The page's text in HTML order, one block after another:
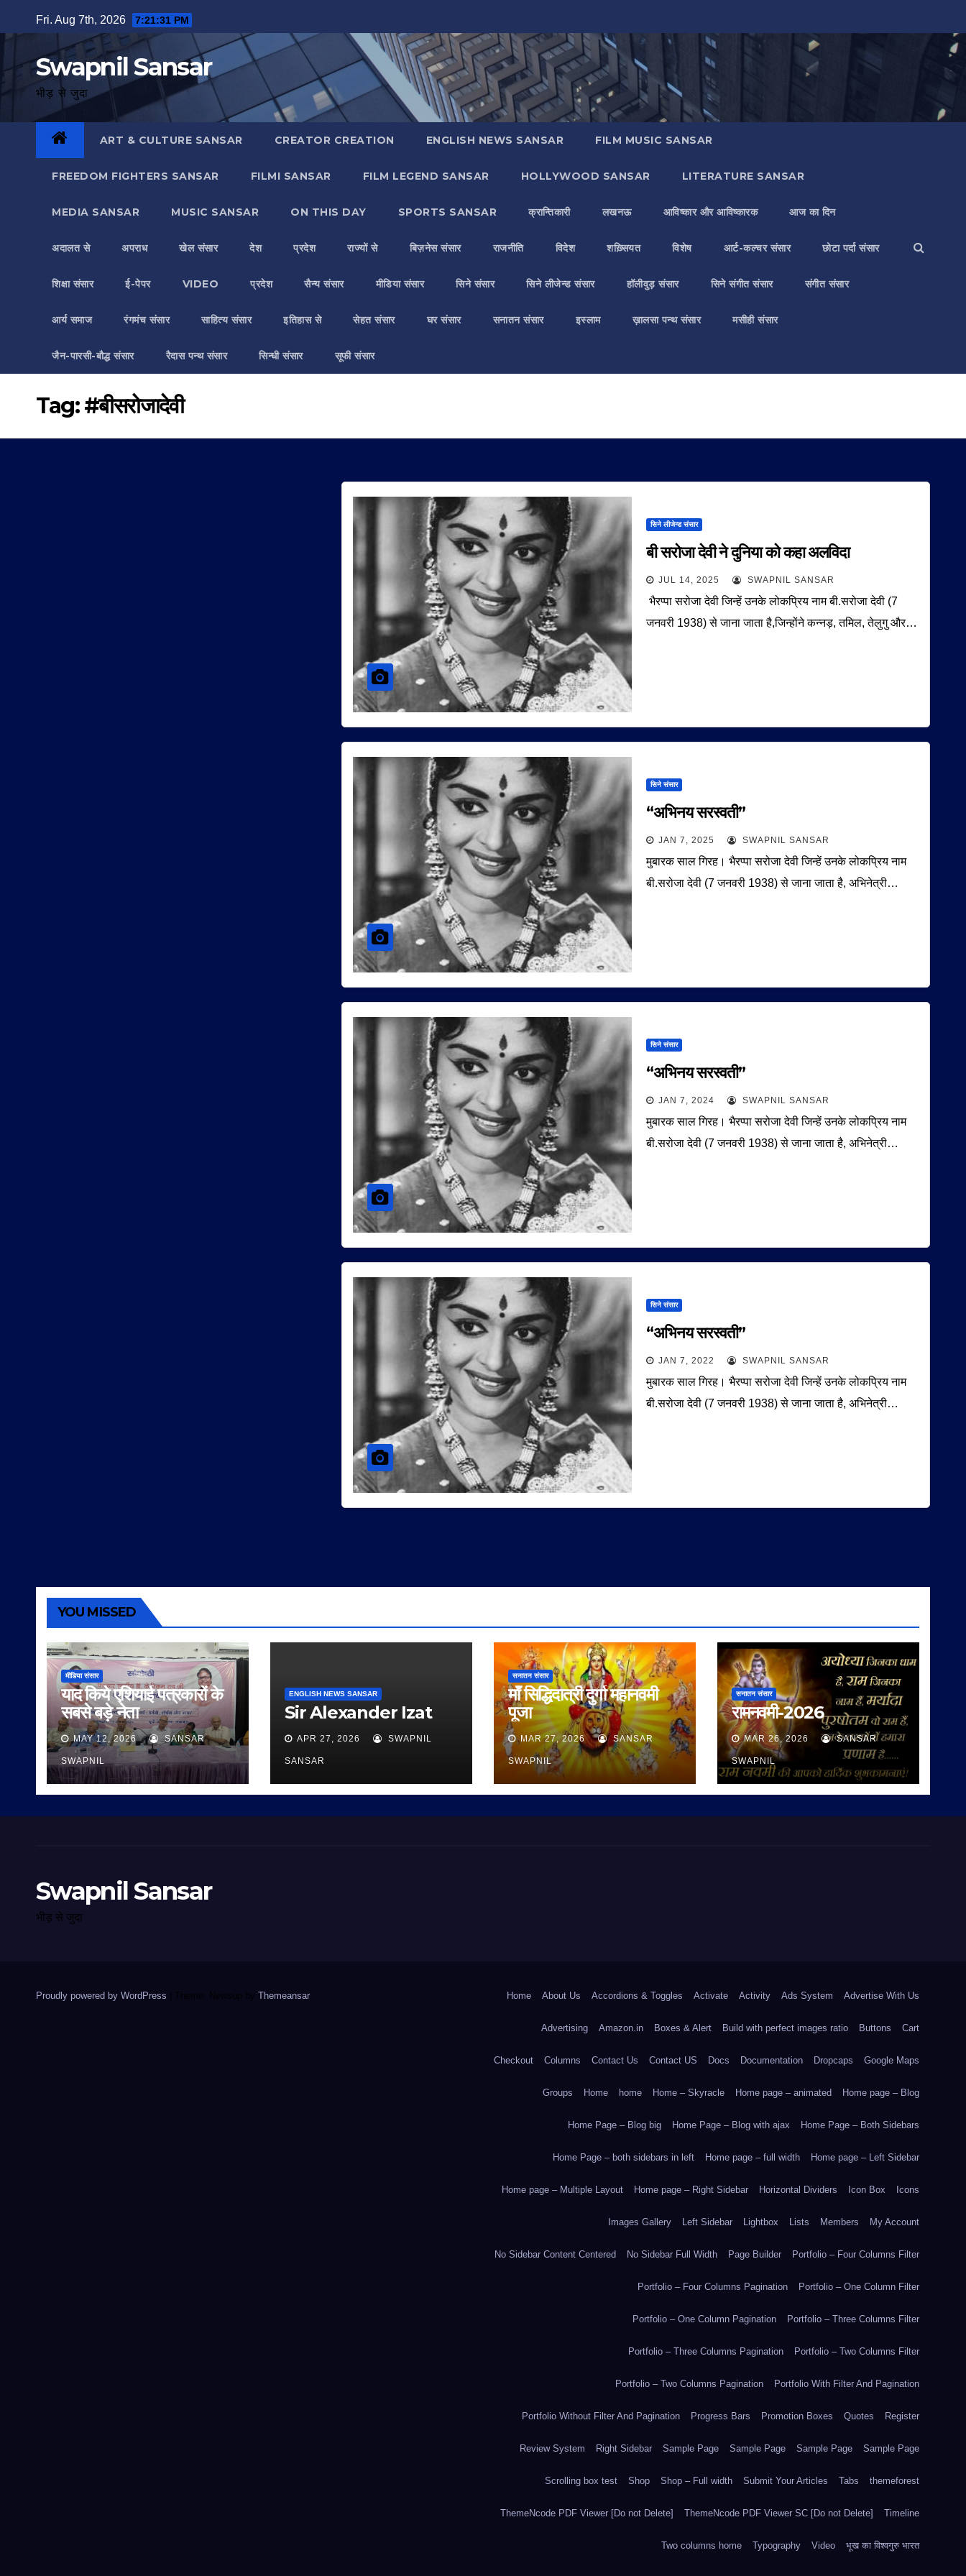
to
Fri. Aug 7th, 2026 7:21:32 PM
Swapnil Sansar
भीड़ से जुदा
ART & CULTURE SANSAR CREATOR CREATION ENGLISH NEWS SANSAR FILM MUSIC SANSAR
FREEDOM FIGHTERS SANSAR FILMI SANSAR FILM LEGEND SANSAR HOLLYWOOD SANSAR LITERATURE SANSAR
MEDIA SANSAR MUSIC SANSAR ON THIS DAY SPORTS SANSAR क्रान्तिकारी लखनऊ आविष्कार और आविष्कारक आज का दिन
अदालत से अपराध खेल संसार देश प्रदेश राज्यों से बिज़नेस संसार राजनीति विदेश शख़्सियत विशेष आर्ट-कल्चर संसार छोटा पर्दा संसार
शिक्षा संसार ई-पेपर VIDEO प्रदेश सैन्य संसार मीडिया संसार सिने संसार सिने लीजेन्ड संसार हॉलीवुड़ संसार सिने संगीत संसार संगीत संसार
आर्य समाज रंगमंच संसार साहित्य संसार इतिहास से सेहत संसार घर संसार सनातन संसार इस्लाम ख़ालसा पन्थ संसार मसीही संसार
जैन-पारसी-बौद्ध संसार रैदास पन्थ संसार सिन्धी संसार सूफी संसार
Tag:#बीसरोजादेवी
सिने लीजेन्ड संसार
बी सरोजा देवी ने दुनिया को कहा अलविदा
JUL 14, 2025 SWAPNIL SANSAR
भैरप्पा सरोजा देवी जिन्हें उनके लोकप्रिय नाम बी.सरोजा देवी (7
जनवरी 1938) से जाना जाता है,जिन्होंने कन्नड़, तमिल, तेलुगु और…
सिने संसार
“अभिनय सरस्वती”
JAN 7, 2025 SWAPNIL SANSAR
मुबारक साल गिरह। भैरप्पा सरोजा देवी जिन्हें उनके लोकप्रिय नाम
बी.सरोजा देवी (7 जनवरी 1938) से जाना जाता है, अभिनेत्री…
सिने संसार
“अभिनय सरस्वती”
JAN 7, 2024 SWAPNIL SANSAR
मुबारक साल गिरह। भैरप्पा सरोजा देवी जिन्हें उनके लोकप्रिय नाम
बी.सरोजा देवी (7 जनवरी 1938) से जाना जाता है, अभिनेत्री…
सिने संसार
“अभिनय सरस्वती”
JAN 7, 2022 SWAPNIL SANSAR
मुबारक साल गिरह। भैरप्पा सरोजा देवी जिन्हें उनके लोकप्रिय नाम
बी.सरोजा देवी (7 जनवरी 1938) से जाना जाता है, अभिनेत्री…
YOU MISSED
मीडिया संसार
याद किये एशियाई पत्रकारों के
सबसे बड़े नेता
MAY 12, 2026 SANSAR
SWAPNIL
ENGLISH NEWS SANSAR
Sir Alexander Izat
APR 27, 2026 SWAPNIL
SANSAR
सनातन संसार
माँ सिद्धिदात्री दुर्गा महानवमी
पूजा
MAR 27, 2026 SANSAR
SWAPNIL
सनातन संसार
रामनवमी-2026
MAR 26, 2026 SANSAR
SWAPNIL
Swapnil Sansar
भीड़ से जुदा
Proudly powered by WordPress Theme: Newsup by Themeansar. Home About Us Accordions & Toggles Activate Activity Ads System Advertise With Us
Advertising Amazon.in Boxes & Alert Build with perfect images ratio Buttons Cart
Checkout Columns Contact Us Contact US Docs Documentation Dropcaps Google Maps
Groups Home home Home – Skyracle Home page – animated Home page – Blog
Home Page – Blog big Home Page – Blog with ajax Home Page – Both Sidebars
Home Page – both sidebars in left Home page – full width Home page – Left Sidebar
Home page – Multiple Layout Home page – Right Sidebar Horizontal Dividers Icon Box Icons
Images Gallery Left Sidebar Lightbox Lists Members My Account
No Sidebar Content Centered No Sidebar Full Width Page Builder Portfolio – Four Columns Filter
Portfolio – Four Columns Pagination Portfolio – One Column Filter
Portfolio – One Column Pagination Portfolio – Three Columns Filter
Portfolio – Three Columns Pagination Portfolio – Two Columns Filter
Portfolio – Two Columns Pagination Portfolio With Filter And Pagination
Portfolio Without Filter And Pagination Progress Bars Promotion Boxes Quotes Register
Review System Right Sidebar Sample Page Sample Page Sample Page Sample Page
Scrolling box test Shop Shop – Full width Submit Your Articles Tabs themeforest
ThemeNcode PDF Viewer [Do not Delete] ThemeNcode PDF Viewer SC [Do not Delete] Timeline
Two columns home Typography Video भूख का विश्वगुरु भारत